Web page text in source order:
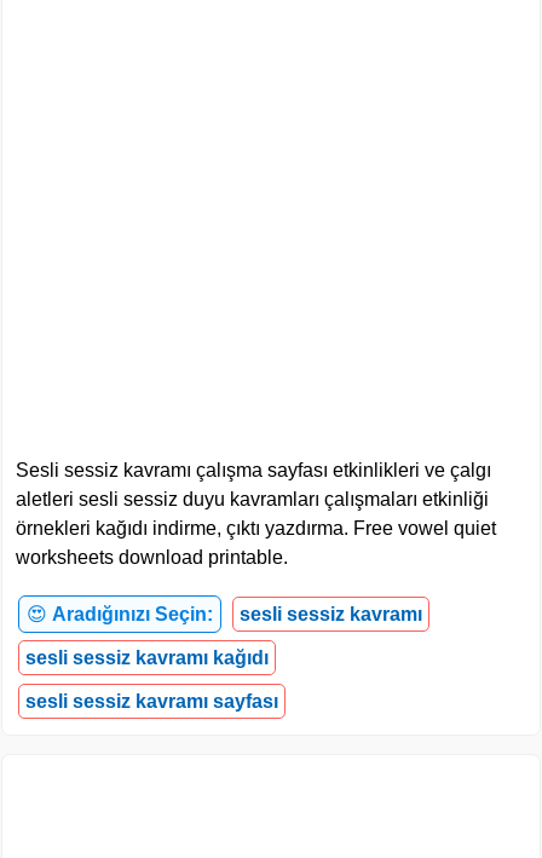
Sesli sessiz kavramı çalışma sayfası etkinlikleri ve çalgı
aletleri sesli sessiz duyu kavramları çalışmaları etkinliği
örnekleri kağıdı indirme, çıktı yazdırma. Free vowel quiet
worksheets download printable.
😍 Aradığınızı Seçin: sesli sessiz kavramı
sesli sessiz kavramı kağıdı
sesli sessiz kavramı sayfası